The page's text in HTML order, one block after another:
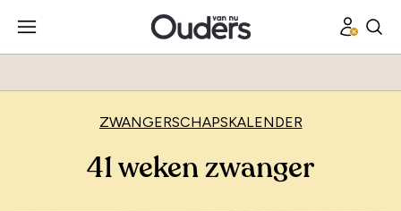
ZWANGERSCHAPSKALENDER
41 weken zwanger